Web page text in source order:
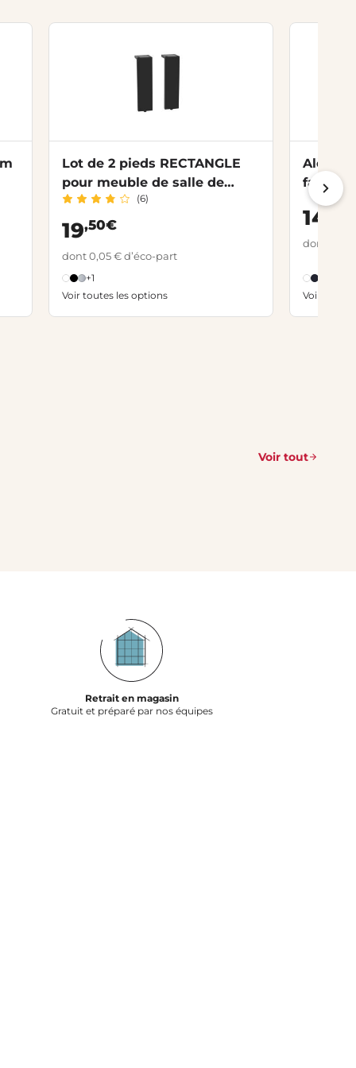
Lot de 2 pieds RECTANGLE
pour meuble de salle de
bains
(6)
19,50€
dont 0,05 € d’éco-part
+1
Voir toutes les options
Alèse
façade
14
dont 0,12
Voir
Voir tout
Retrait en magasin
Gratuit et préparé par nos équipes